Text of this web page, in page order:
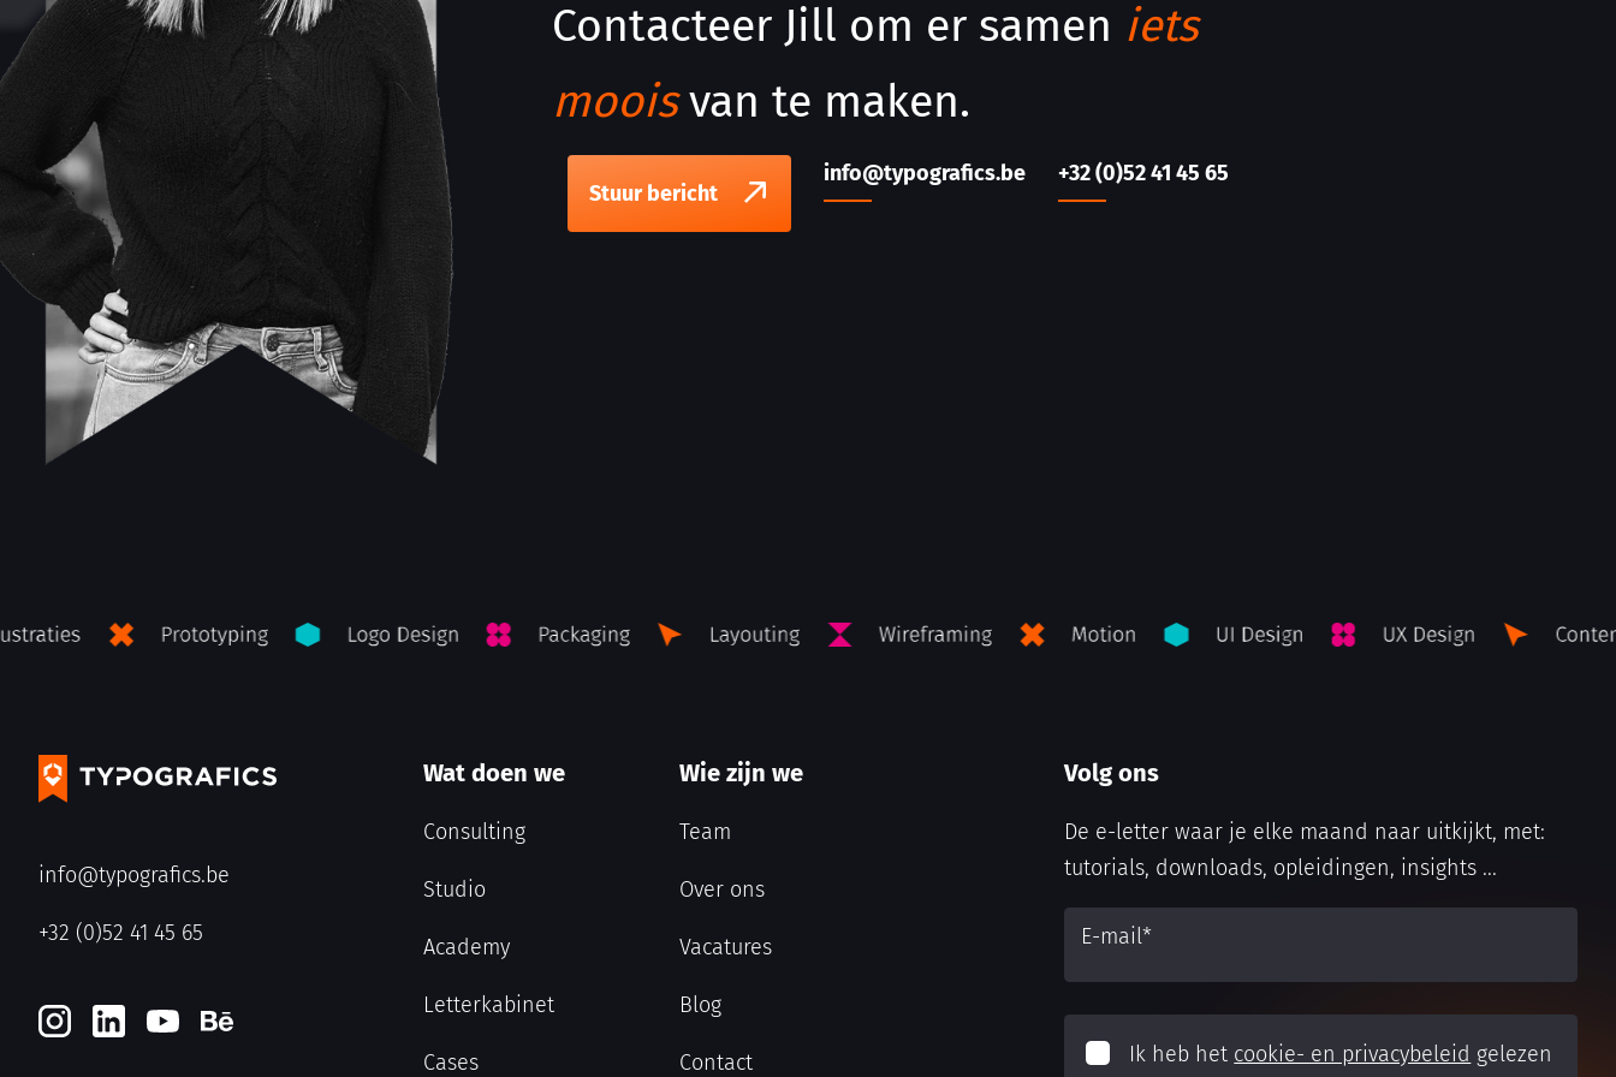
Contacteer Jill om er samen iets
mooisvan te maken.
Stuur bericht
info@typografics.be +32 (0)52 41 45 65
info@typografics.be
+32 (0)52 41 45 65
Wat doen we
Consulting
Studio
Academy
Letterkabinet
Cases
Wie zijn we
Team
Over ons
Vacatures
Blog
Contact
Volg ons
De e-letter waar je elke maand naar uitkijkt, met:
tutorials, downloads, opleidingen, insights ...
E-mail*
Ik heb het cookie- en privacybeleid gelezen